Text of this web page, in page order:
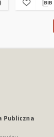
Publiczna